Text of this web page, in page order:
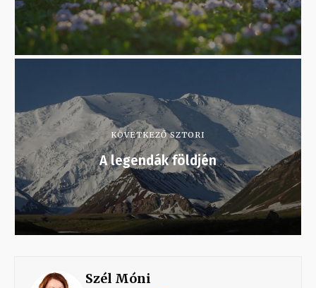
KÖVETKEZŐ SZTORI
A legendák földjén
Szél Móni